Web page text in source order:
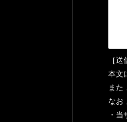
［
本文
また
なお
・